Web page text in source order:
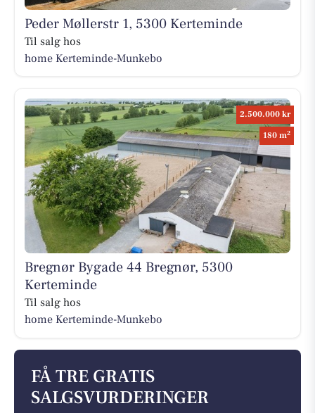
Peder Møllerstr 1, 5300 Kerteminde
Til salg hos
home Kerteminde-Munkebo
2.500.000 kr
180 m2
Bregnør Bygade 44 Bregnør, 5300
Kerteminde
Til salg hos
home Kerteminde-Munkebo
FÅ TRE GRATIS
SALGSVURDERINGER